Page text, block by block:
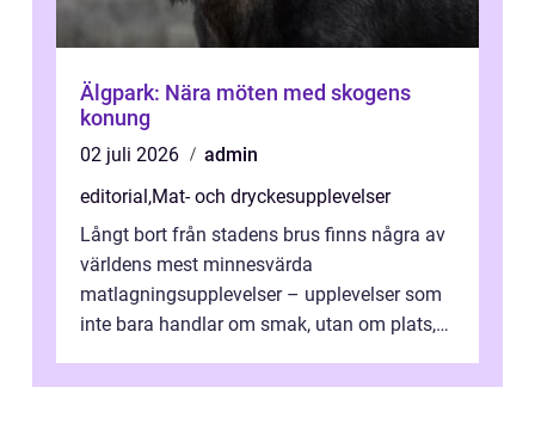
Älgpark: Nära möten med skogens
konung
02 juli 2026
admin
editorial ,Mat- och dryckesupplevelser
Långt bort från stadens brus finns några av
världens mest minnesvärda
matlagningsupplevelser – upplevelser som
inte bara handlar om smak, utan om plats,